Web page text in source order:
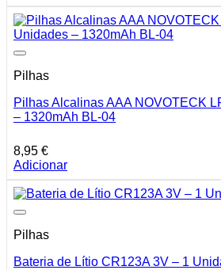
Pilhas
Pilhas Alcalinas AAA NOVOTECK
– 1320mAh BL-04
8,95 €
Adicionar
Pilhas
Bateria de Lítio CR123A 3V – 1